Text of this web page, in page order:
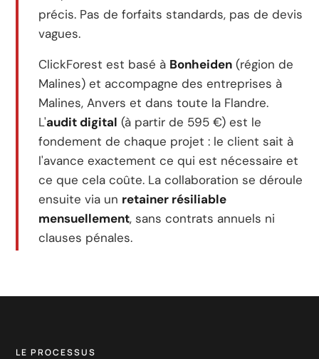
précis. Pas de forfaits standards, pas de devis
vagues.
ClickForest est basé à Bonheiden (région de
Malines) et accompagne des entreprises à
Malines, Anvers et dans toute la Flandre.
L'audit digital (à partir de 595 €) est le
fondement de chaque projet : le client sait à
l'avance exactement ce qui est nécessaire et
ce que cela coûte. La collaboration se déroule
ensuite via un retainer résiliable
mensuellement, sans contrats annuels ni
clauses pénales.
LE PROCESSUS